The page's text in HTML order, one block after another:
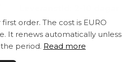
order. The cost is EURO
It renews automatically unless
period. Read more